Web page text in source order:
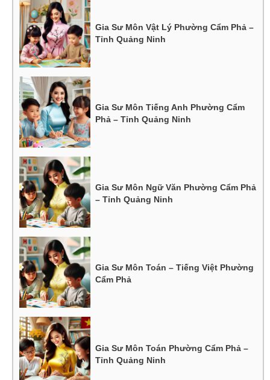
Gia Sư Môn Vật Lý Phường Cẩm Phả –
Tỉnh Quảng Ninh
Gia Sư Môn Tiếng Anh Phường Cẩm
Phả – Tỉnh Quảng Ninh
Gia Sư Môn Ngữ Văn Phường Cẩm Phả
– Tỉnh Quảng Ninh
Gia Sư Môn Toán – Tiếng Việt Phường
Cẩm Phả
Gia Sư Môn Toán Phường Cẩm Phả –
Tỉnh Quảng Ninh